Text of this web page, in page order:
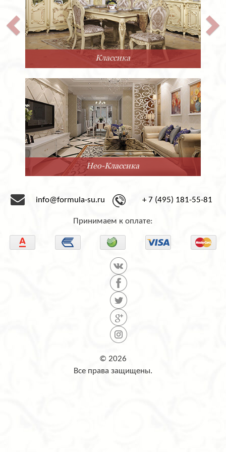
Количество выдвижных ящичков также можно
варьировать по желанию заказчика.
Двуспальная кровать Super Soft из Италии фабрики
San Giacomo выполнена в современном стиле. Она
отличается невероятной прочностью, благодаря
каркасу из массива. Лаконичный дизайн позволяет
гармонично вписать её в любой современный
интерьер.
Компания «Формула успеха» сотрудничает с
фабрикой San Giacomo с 1995 года. Мы предлагаем
мебель под заказ от этого замечательного
производителя. Срок доставки – 2-3 месяца со дня
оформления заказа.
Классика
Нео-Классика
info@formula-su.ru + 7 (495) 181-55-81
Принимаем к оплате:
© 2026
Все права защищены.